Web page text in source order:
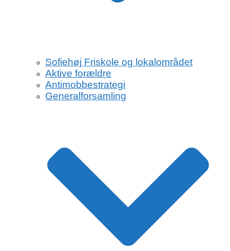
Sofiehøj Friskole og lokalområdet
Aktive forældre
Antimobbestrategi
Generalforsamling